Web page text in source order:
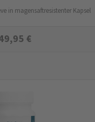
in magensaftresistenter Kapsel
€